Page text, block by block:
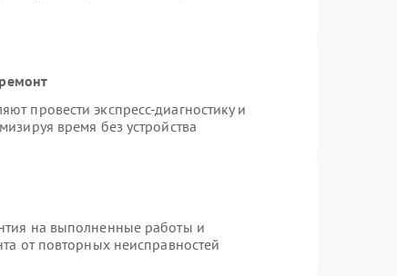
провести экспресс-диагностику и
время без устройства
на выполненные работы и
от повторных неисправностей